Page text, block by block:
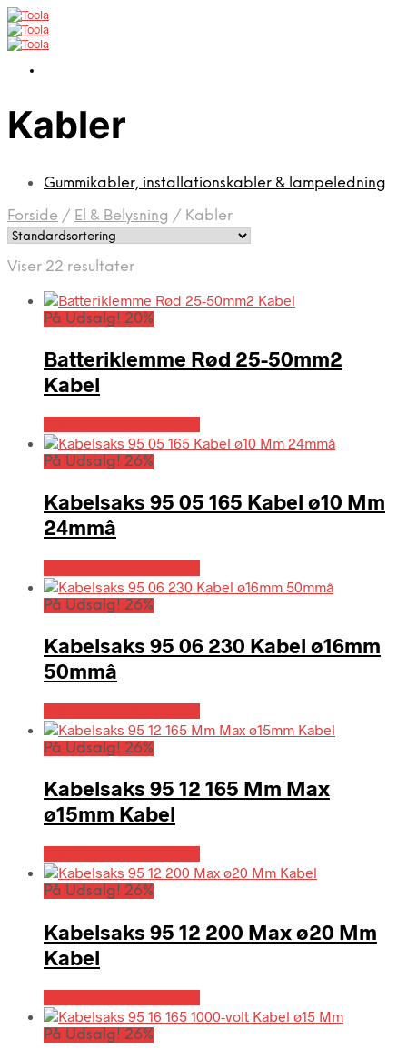
Kabler
Gummikabler, installationskabler & lampeledning
Forside / El & Belysning / Kabler
Viser 22 resultater
På Udsalg! 20%
Batteriklemme Rød 25-50mm2
Kabel
På Udsalg! 26%
Kabelsaks 95 05 165 Kabel ø10 Mm
24mmâ
På Udsalg! 26%
Kabelsaks 95 06 230 Kabel ø16mm
50mmâ
På Udsalg! 26%
Kabelsaks 95 12 165 Mm Max
ø15mm Kabel
På Udsalg! 26%
Kabelsaks 95 12 200 Max ø20 Mm
Kabel
På Udsalg! 26%